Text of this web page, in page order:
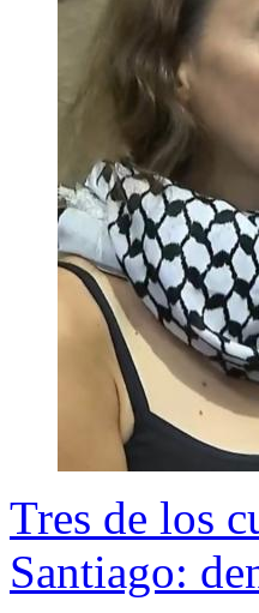
Tres de los
Santiago: